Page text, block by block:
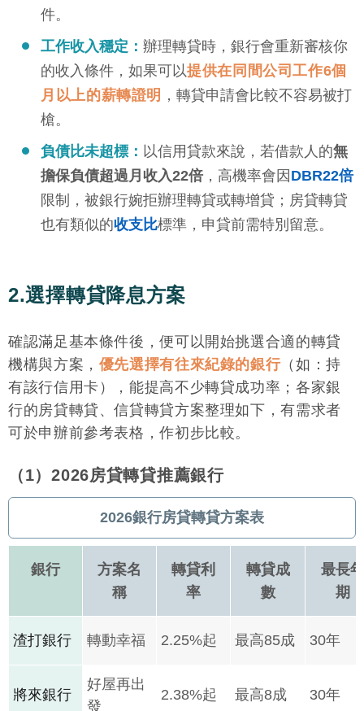
件。
工作收入穩定： 辦理轉貸時，銀行會重新審核你
的收入條件，如果可以提供在同間公司工作6個
月以上的薪轉證明 ，轉貸申請會比較不容易被打
槍。
負債比未超標： 以信用貸款來說，若借款人的無
擔保負債超過月收入22倍 ，高機率會因 DBR22倍
限制，被銀行婉拒辦理轉貸或轉增貸；房貸轉貸
也有類似的收支比標準，申貸前需特別留意。
2.選擇轉貸降息方案
確認滿足基本條件後，便可以開始挑選合適的轉貸
機構與方案， 優先選擇有往來紀錄的銀行（如：持
有該行信用卡），能提高不少轉貸成功率；各家銀
行的房貸轉貸、信貸轉貸方案整理如下，有需求者
可於申辦前參考表格，作初步比較。
（1）2026房貸轉貸推薦銀行
2026銀行房貸轉貸方案表
銀行
方案名
稱
轉貸利
率
轉貸成
數
最長年
期
渣打銀行 轉動幸福 2.25%起 最高85成 30年
將來銀行
好屋再出
發
2.38%起 最高8成 30年